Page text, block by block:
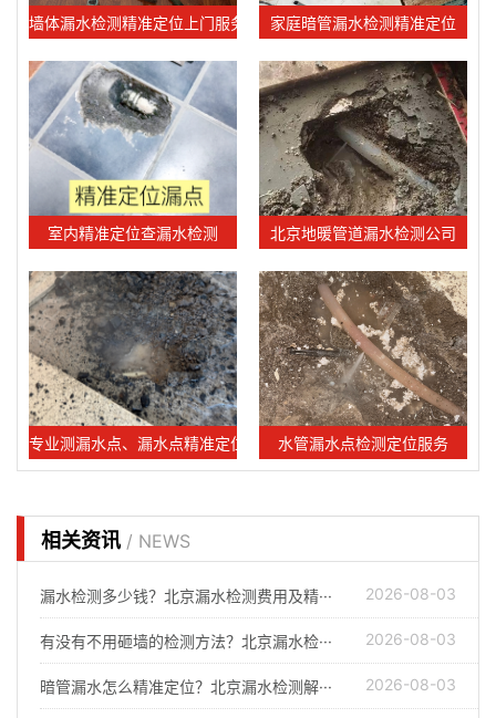
墙体漏水检测精准定位上门服务 家庭暗管漏水检测精准定位
室内精准定位查漏水检测 北京地暖管道漏水检测公司
专业测漏水点、漏水点精准定位服务 水管漏水点检测定位服务
相关资讯 / NEWS
漏水检测多少钱？北京漏水检测费用及精··· 2026-08-03
有没有不用砸墙的检测方法？北京漏水检··· 2026-08-03
暗管漏水怎么精准定位？北京漏水检测解··· 2026-08-03